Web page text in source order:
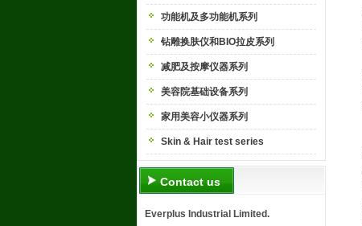
功能机及多功能机系列
钻雕换肤仪和BIO拉皮系列
减肥及按摩仪器系列
美容院基础设备系列
家用美容小仪器系列
Skin & Hair test series
Contact us
Everplus Industrial Limited.